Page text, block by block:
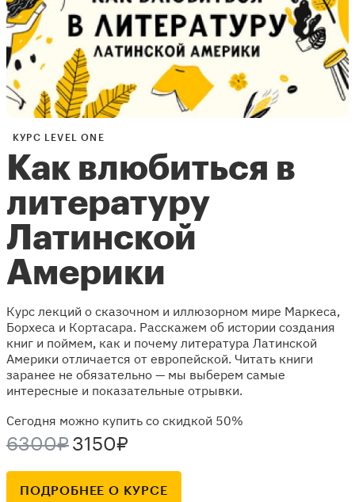
КУРС LEVEL ONE
Как влюбиться в
литературу
Латинской
Америки
Курс лекций о сказочном и иллюзорном мире Маркеса,
Борхеса и Кортасара. Расскажем об истории создания
книг и поймем, как и почему литература Латинской
Америки отличается от европейской. Читать книги
заранее не обязательно — мы выберем самые
интересные и показательные отрывки.
Сегодня можно купить со скидкой 50%
6300₽ 3150₽
ПОДРОБНЕЕ О КУРСЕ